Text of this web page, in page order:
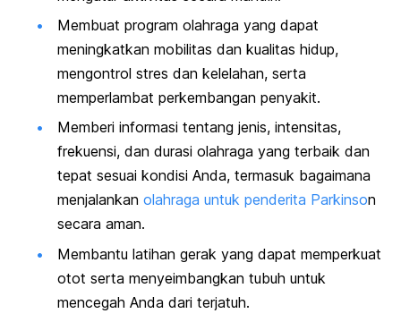
Membuat program olahraga yang dapat
meningkatkan mobilitas dan kualitas hidup,
mengontrol stres dan kelelahan, serta
memperlambat perkembangan penyakit.
Memberi informasi tentang jenis, intensitas,
frekuensi, dan durasi olahraga yang terbaik dan
tepat sesuai kondisi Anda, termasuk bagaimana
menjalankan olahraga untuk penderita Parkinson
secara aman.
Membantu latihan gerak yang dapat memperkuat
otot serta menyeimbangkan tubuh untuk
mencegah Anda dari terjatuh.